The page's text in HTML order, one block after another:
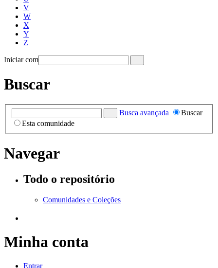
V
W
X
Y
Z
Iniciar com
Buscar
Busca avançada
Buscar
Esta comunidade
Navegar
Todo o repositório
Comunidades e Coleções
Minha conta
Entrar